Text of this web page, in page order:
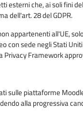
esterni che, ai soli fini
dell'art. 28 del GDPR.
appartenenti all'UE,
con sede negli Stati
Framework
sulle piattaforme
alla progressiva